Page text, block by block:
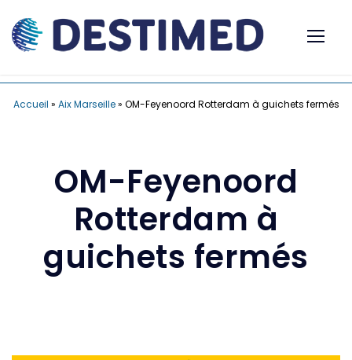
Accueil » Aix Marseille» OM-Feyenoord Rotterdam à guichets fermés
OM-Feyenoord
Rotterdam à
guichets fermés